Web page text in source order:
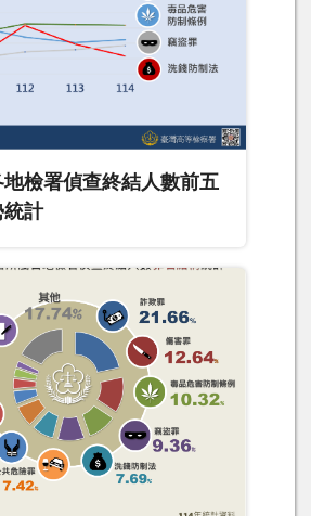
檢署偵查終結人數前五
統計